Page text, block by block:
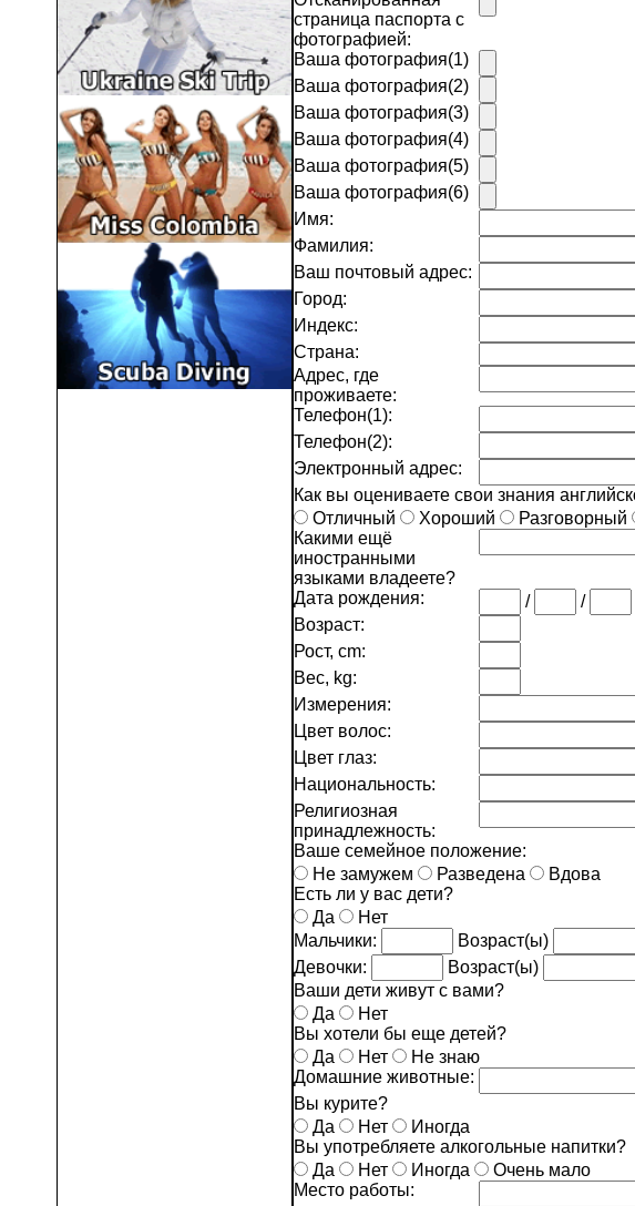
страница паспорта с
фотографией:
Ваша фотография(1)
Ваша фотография(2)
Ваша фотография(3)
Ваша фотография(4)
Ваша фотография(5)
Ваша фотография(6)
Имя:
Фамилия:
Ваш почтовый адрес:
Город:
Индекс:
Страна:
Адрес, где
проживаете:
Телефон(1):
Телефон(2):
Электронный адрес:
Как вы оцениваете свои знания
Отличный
Хороший Разговорный
Какими ещё
иностранными
языками владеете?
Дата рождения:
/ /
Возраст:
Рост, cm:
Вес, kg:
Измерения:
Цвет волос:
Цвет глаз:
Национальность:
Религиозная
принадлежность:
Ваше семейное положение:
Не замужем
Разведена
Вдова
Есть ли у вас дети?
Да
Нет
Мальчики:
Возраст(ы)
Девочки:
Возраст(ы)
Ваши дети живут с вами?
Да
Нет
Вы хотели бы еще детей?
Да
Нет
Не знаю
Домашние животные:
Вы курите?
Да
Нет
Иногда
Вы употребляете алкогольные напитки?
Да
Нет Иногда
Очень мало
Место работы: